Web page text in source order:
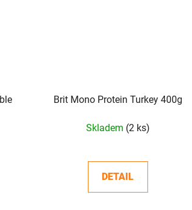
Brit Mono Protein Turkey 400g
Skladem (2 ks)
DETAIL